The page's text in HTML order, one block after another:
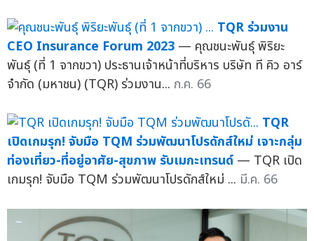
TQR ร่วมงาน
CEO Insurance Forum 2023 — คุณชนะพันธุ์ พิริยะ
พันธุ์ (ที่ 1 จากขวา) ประธานเจ้าหน้าที่บริหาร บริษัท ที คิว อาร์
จำกัด (มหาชน) (TQR) ร่วมงาน... ก.ค. 66
TQR
เปิดเกมรุก! จับมือ TQM ร่วมพัฒนาโปรดักส์ใหม่ เจาะกลุ่ม
ท่องเที่ยว-ที่อยู่อาศัย-สุขภาพ รับเมกะเทรนด์ — TQR เปิด
เกมรุก! จับมือ TQM ร่วมพัฒนาโปรดักส์ใหม่ ... มี.ค. 66